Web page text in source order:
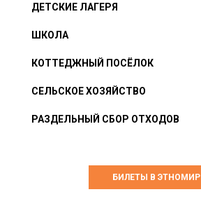
ДЕТСКИЕ ЛАГЕРЯ
ШКОЛА
КОТТЕДЖНЫЙ ПОСЁЛОК
СЕЛЬСКОЕ ХОЗЯЙСТВО
РАЗДЕЛЬНЫЙ СБОР ОТХОДОВ
БИЛЕТЫ В ЭТНОМИР